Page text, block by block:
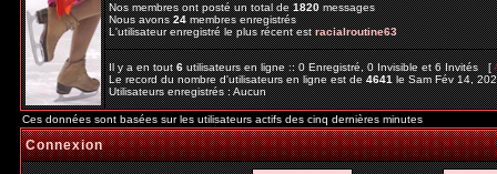
Nos membres ont posté un total de1820messages
Nous avons24membres enregistrés
L'utilisateur enregistré le plus récent estracialroutine63
Il y a en tout6utilisateurs en ligne :: 0 Enregistré, 0 Invisible et 6 Invités [
Le record du nombre d'utilisateurs en ligne est de4641le Sam Fév 14,
Utilisateurs enregistrés : Aucun
Ces données sont basées sur les utilisateurs actifs des cinq dernières minutes
Connexion